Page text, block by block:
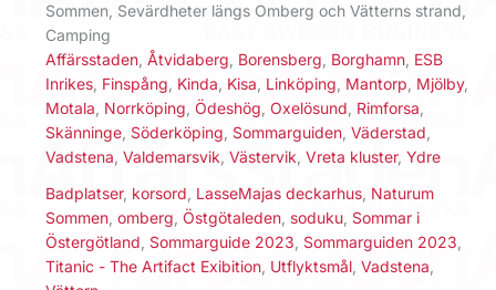
Sommen, Sevärdheter längs Omberg och Vätterns strand,
Camping
Affärsstaden Åtvidaberg Borensberg Borghamn ESB
Inrikes Finspång Kinda Kisa Linköping Mantorp Mjölby,
Motala Norrköping Ödeshög Oxelösund Rimforsa
Skänninge Söderköping Sommarguiden Väderstad
Vadstena Valdemarsvik Västervik Vreta kluster, Ydre
Badplatser, korsord LasseMajas deckarhus Naturum
Sommen omberg Östgötaleden soduku Sommar i
Östergötland Sommarguide 2023 Sommarguiden 2023
Titanic - The Artifact Exibition Utflyktsmål Vadstena